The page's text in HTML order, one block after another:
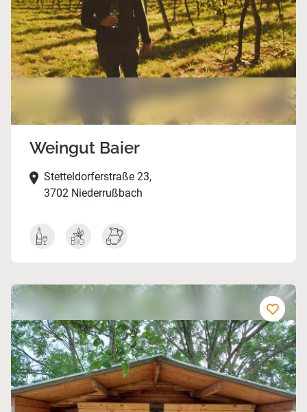
Weingut Baier
Stetteldorferstraße 23,
3702 Niederrußbach